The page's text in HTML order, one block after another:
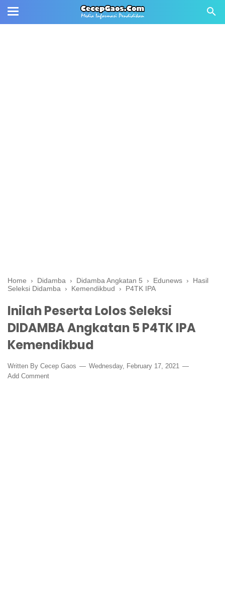
Home › Didamba › Didamba Angkatan 5 › Edunews › Hasil
Seleksi Didamba
› Kemendikbud › P4TK IPA
Inilah Peserta Lolos Seleksi
DIDAMBA Angkatan 5 P4TK IPA
Kemendikbud
Written By Cecep Gaos
Wednesday, February 17, 2021
Add Comment